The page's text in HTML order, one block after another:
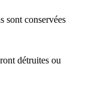
sont conservées
détruites ou